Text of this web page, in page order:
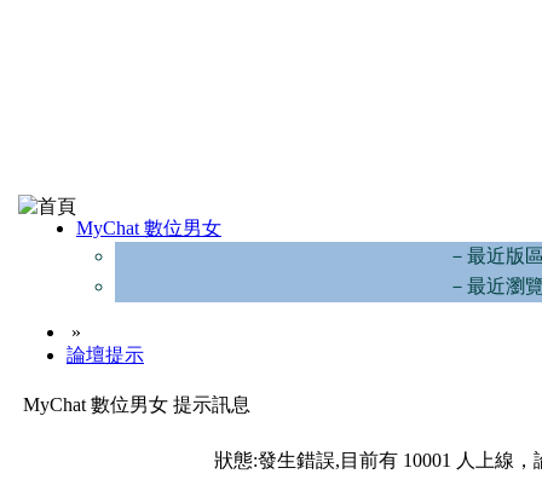
MyChat 數位男女
－最近版
－最近瀏
»
論壇提示
MyChat 數位男女 提示訊息
狀態:發生錯誤,目前有 10001 人上線